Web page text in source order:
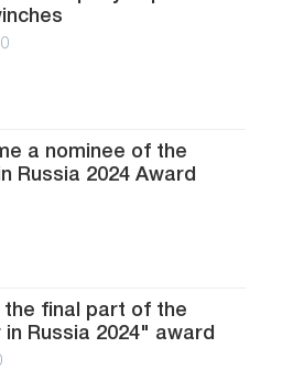
0
a nominee of the
Russia 2024 Award
final part of the
Russia 2024" award